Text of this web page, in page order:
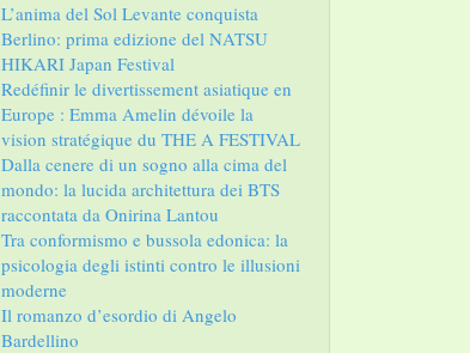
L’anima del Sol Levante conquista
Berlino: prima edizione del NATSU
HIKARI Japan Festival
Redéfinir le divertissement asiatique en
Europe : Emma Amelin dévoile la
vision stratégique du THE A FESTIVAL
Dalla cenere di un sogno alla cima del
mondo: la lucida architettura dei BTS
raccontata da Onirina Lantou
Tra conformismo e bussola edonica: la
psicologia degli istinti contro le illusioni
moderne
Il romanzo d’esordio di Angelo
Bardellino